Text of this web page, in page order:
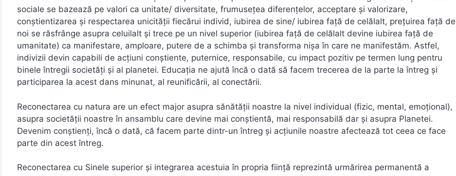
sociale se bazează pe valori ca unitate/ diversitate, frumuseţea diferenţelor, acceptare şi valorizare,
conştientizarea şi respectarea unicităţii fiecărui individ, iubirea de sine/ iubirea faţă de celălalt, preţuirea faţă de
noi se răsfrânge asupra celuilalt şi trece pe un nivel superior (iubirea faţă de celălalt devine iubirea faţă de
umanitate) ca manifestare, amploare, putere de a schimba şi transforma nişa în care ne manifestăm. Astfel,
indivizii devin capabili de acţiuni conştiente, puternice, responsabile, cu impact pozitiv pe termen lung pentru
binele întregii societăţi şi al planetei. Educaţia ne ajută încă o dată să facem trecerea de la parte la întreg şi
participarea la acest dans minunat, al reunificării, al conectării.
Reconectarea cu natura are un efect major asupra sănătăţii noastre la nivel individual (fizic, mental, emoţional),
asupra societăţii noastre în ansamblu care devine mai conştientă, mai responsabilă dar şi asupra Planetei.
Devenim conştienţi, încă o dată, că facem parte dintr-un întreg şi acţiunile noastre afectează tot ceea ce face
parte din acest întreg.
Reconectarea cu Sinele superior şi integrarea acestuia în propria fiinţă reprezintă urmărirea permanentă a